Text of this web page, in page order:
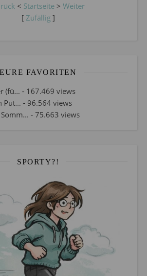
< Startseite> Weiter
[ Zufällig]
EURE FAVORITEN
(fü... - 167.469 views
Put... - 96.564 views
- 75.663 views
SPORTY?!